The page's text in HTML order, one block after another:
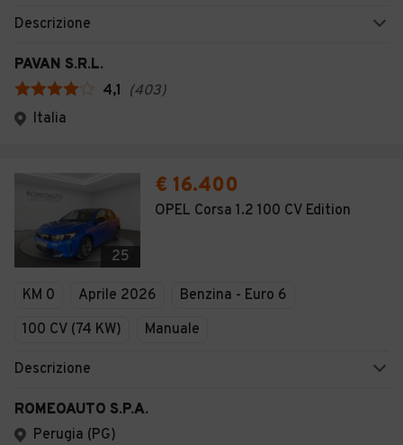
Descrizione
PAVAN S.R.L.
4,1 (403)
Italia
25
€ 16.400
OPEL Corsa 1.2 100 CV Edition
KM 0 Aprile 2026
Benzina - Euro 6
100 CV (74 KW)
Manuale
Descrizione
ROMEOAUTO S.P.A.
Perugia (PG)